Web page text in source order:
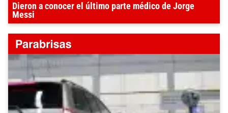
Dieron a conocer el último parte médico de Jorge
Messi